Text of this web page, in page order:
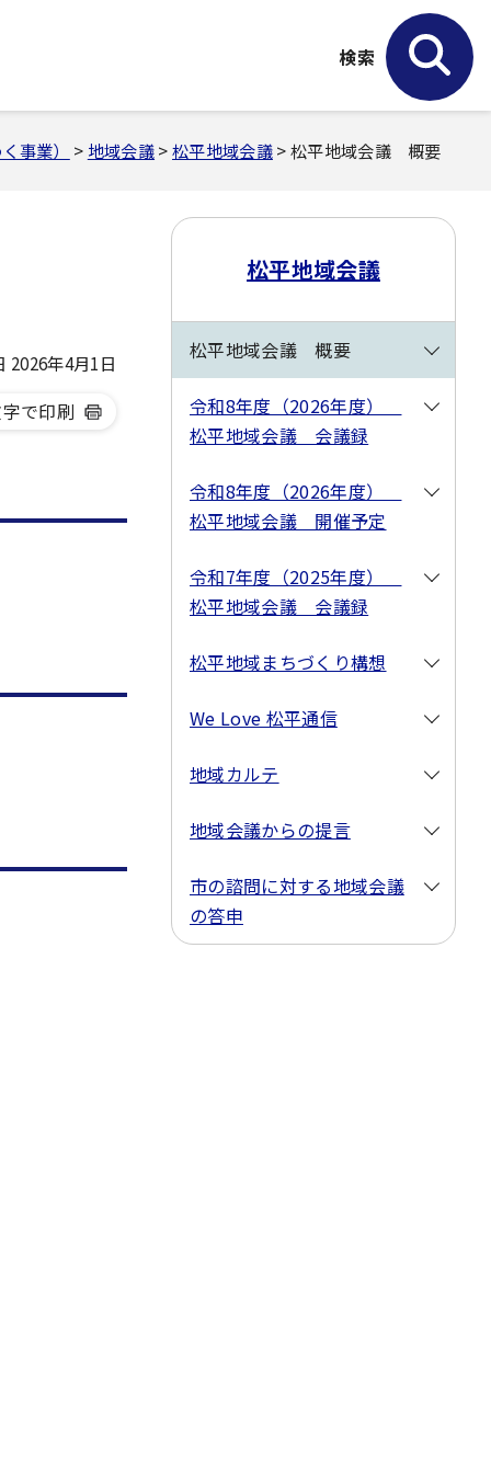
検索
事業） > 地域会議>松平地域会議> 松平地域会議 概要
年4月1日
で印刷
松平地域会議
松平地域会議 概要
令和8年度（2026年度）
松平地域会議 会議録
令和8年度（2026年度）
松平地域会議 開催予定
令和7年度（2025年度）
松平地域会議 会議録
松平地域まちづくり構想
We Love 松平通信
地域カルテ
地域会議からの提言
市の諮問に対する地域会議
の答申